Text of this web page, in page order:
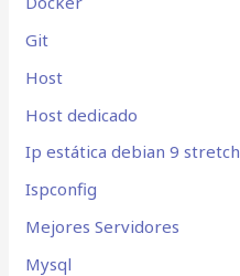
Git
Host
Host dedicado
Ip estática debian 9 stretch
Ispconfig
Mejores Servidores
Mysql